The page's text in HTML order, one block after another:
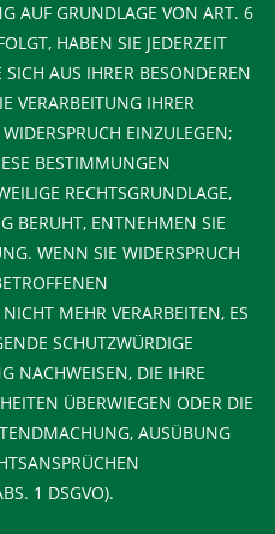
AUF GRUNDLAGE VON ART. 6
HABEN SIE JEDERZEIT
AUS IHRER BESONDEREN
VERARBEITUNG IHRER
EINZULEGEN;
BESTIMMUNGEN
RECHTSGRUNDLAGE,
BERUHT, ENTNEHMEN SIE
WENN SIE WIDERSPRUCH
MEHR VERARBEITEN, ES
SCHUTZWÜRDIGE
NACHWEISEN, DIE IHRE
ÜBERWIEGEN ODER DIE
AUSÜBUNG
1 DSGVO).